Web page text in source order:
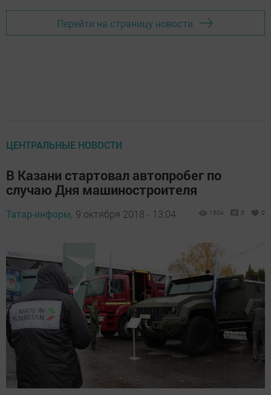
Перейти на страницу новости
ЦЕНТРАЛЬНЫЕ НОВОСТИ
В Казани стартовал автопробег по
случаю Дня машиностроителя
Татар-информ, 9 октября 2018 - 13:04 1504 0 0